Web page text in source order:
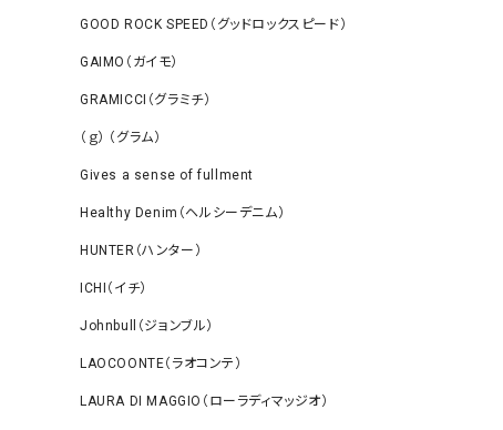
GOOD ROCK SPEED（グッドロックスピード）
GAIMO（ガイモ）
GRAMICCI（グラミチ）
（ｇ） （グラム）
Gives a sense of fullment
Healthy Denim（ヘルシーデニム）
HUNTER（ハンター）
ICHI（イチ）
Johnbull（ジョンブル）
LAOCOONTE（ラオコンテ）
LAURA DI MAGGIO（ローラディマッジオ）